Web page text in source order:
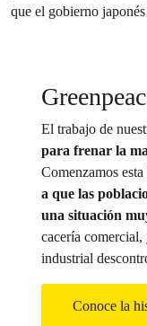
que el gobierno
El trabajo de
para frenar la
Comenzamos esta
a que las
una situación
cacería
industrial
Conoce la